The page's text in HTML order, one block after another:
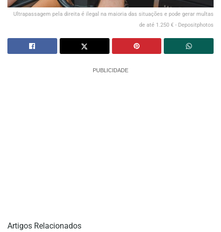
Ultrapassagem pela direita é ilegal na maioria das situações e pode gerar multas
de até 1.250 € - Depositphotos
PUBLICIDADE
Artigos Relacionados